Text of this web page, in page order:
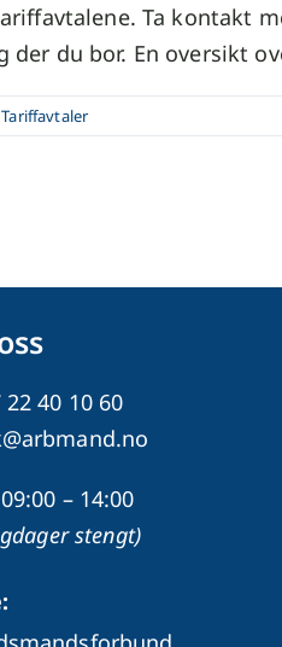
Ta kontakt
der du bor. En oversikt
Tariffavtaler
22 40 10 60
09:00 – 14:00
stengt)